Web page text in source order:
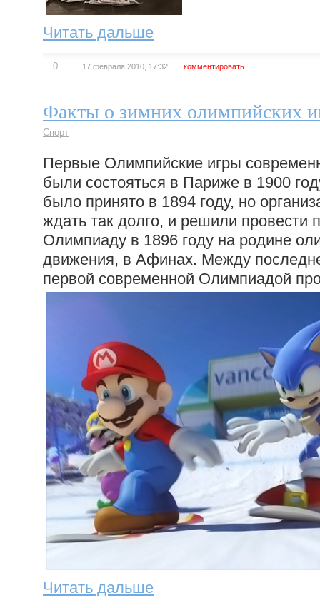
Читать дальше
0 17 февраля 2010, 17:32 комментировать
Факты о зимних олимпийских
Спорт
Первые Олимпийские игры
были состояться в Париже в 1900
было принято в 1894 году, но
ждать так долго, и решили провести
Олимпиаду в 1896 году на родине
движения, в Афинах. Между
первой современной Олимпиадой
Читать дальше